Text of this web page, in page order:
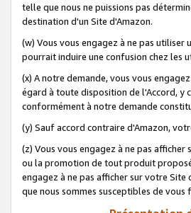
telle que nous ne puissions pas
destination d'un Site d'Amazon.
(w) Vous vous engagez à ne pas
pourrait induire une confusion chez les
(x) A notre demande, vous vous
égard à toute disposition de l'Accord, y
conformément à notre demande
(y) Sauf accord contraire d'Amazon,
(z) Vous vous engagez à ne pas
ou la promotion de tout produit
engagez à ne pas afficher sur votre
que nous sommes susceptibles de